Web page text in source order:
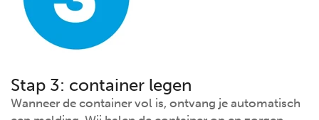
Stap 3: container legen
Wanneer de container vol is, ontvang je automatisch